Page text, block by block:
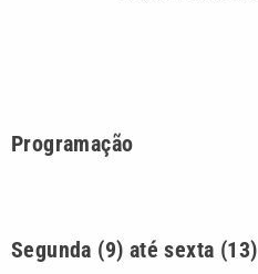
Programação
Segunda (9) até sexta (13)